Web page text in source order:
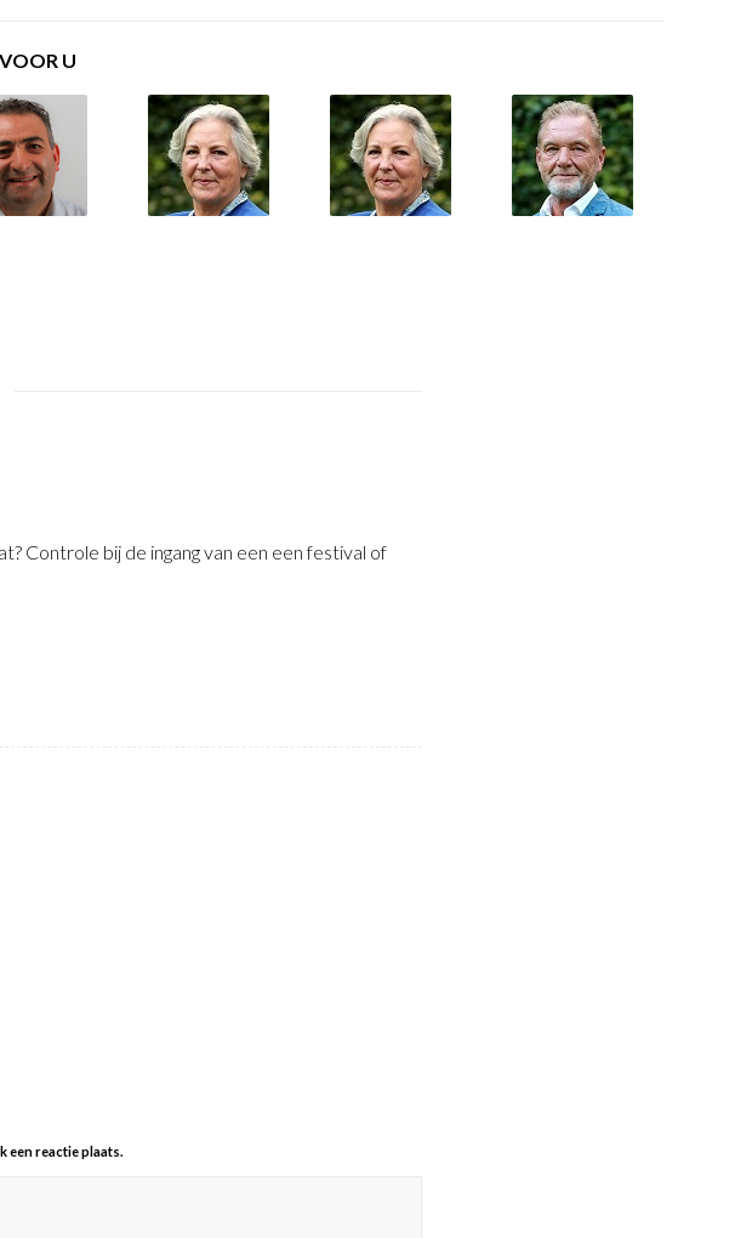
U
Controle bij de ingang van een een festival of
een reactie plaats.